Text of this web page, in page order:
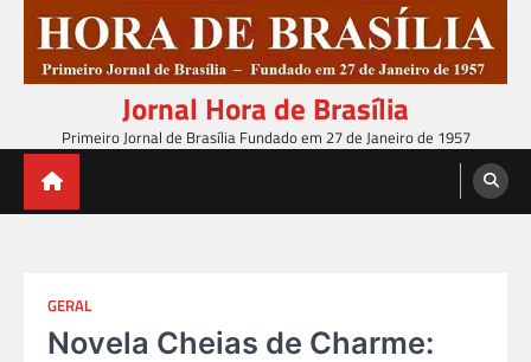
content
Jornal Hora de Brasília
Primeiro Jornal de Brasília Fundado em 27 de Janeiro de 1957
GERAL
Novela Cheias de Charme: